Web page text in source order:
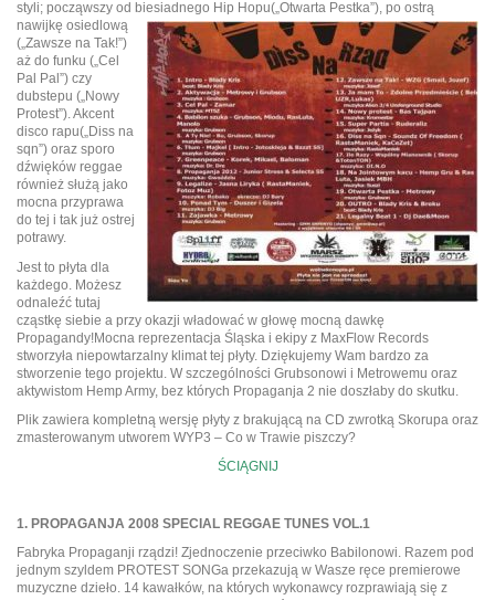
styli; począwszy od biesiadnego Hip Hopu(„Otwarta Pestka”), po ostrą
nawijkę osiedlową
(„Zawsze na Tak!”)
aż do funku („Cel
Pal Pal”) czy
dubstepu („Nowy
Protest”). Akcent
disco rapu(„Diss na
sqn”) oraz sporo
dźwięków reggae
również służą jako
mocna przyprawa
do tej i tak już ostrej
potrawy.
Jest to płyta dla
każdego. Możesz
odnaleźć tutaj
cząstkę siebie a przy okazji władować w głowę mocną dawkę
Propagandy!Mocna reprezentacja Śląska i ekipy z MaxFlow Records
stworzyła niepowtarzalny klimat tej płyty. Dziękujemy Wam bardzo za
stworzenie tego projektu. W szczególności Grubsonowi i Metrowemu oraz
aktywistom Hemp Army, bez których Propaganja 2 nie doszłaby do skutku.
Plik zawiera kompletną wersję płyty z brakującą na CD zwrotką Skorupa oraz
zmasterowanym utworem WYP3 – Co w Trawie piszczy?
ŚCIĄGNIJ
1. PROPAGANJA 2008 SPECIAL REGGAE TUNES VOL.1
Fabryka Propaganji rządzi! Zjednoczenie przeciwko Babilonowi. Razem pod
jednym szyldem PROTEST SONGa przekazują w Wasze ręce premierowe
muzyczne dzieło. 14 kawałków, na których wykonawcy rozprawiają się z